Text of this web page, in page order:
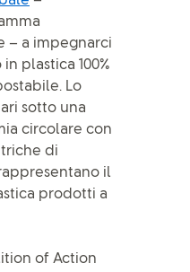
– a impegnarci
plastica 100%
Lo
sotto una
circolare con
di
il
prodotti a
of Action